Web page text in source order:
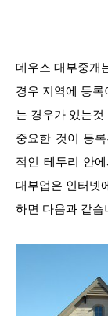
데우스 대부중개
경우 지역에 등
는 경우가 있는
중요한 것이 등
적인 테두리 안
대부업은 인터넷
하면 다음과 같습